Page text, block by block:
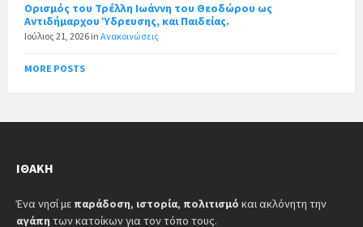
Ορισμός του Τρέλλη Ιωάννη του Θεοδώρου ως
Αντιδήμαρχου Ύδρευσης, και Παιδείας.
Ιούλιος 21, 2026 in Ανακοινώσεις
MORE POSTS
ΙΘΆΚΗ
Ένα νησί με παράδοση, ιστορία, πολιτισμό και ακλόνητη την
αγάπη των κατοίκων για τον τόπο τους.